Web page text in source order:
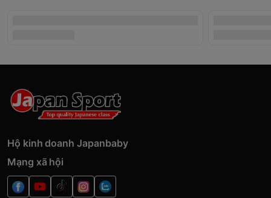
Hộ kinh doanh Japanbaby
Mạng xã hội